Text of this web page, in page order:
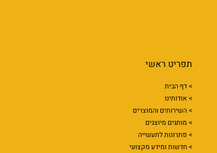
תפריט ראשי
דף הבית
אודותינו
השירותים והמוצרים
מותגים מיוצגים
פתרונות לתעשייה
חדשות ומידע מקצועי